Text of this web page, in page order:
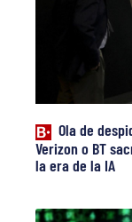
Ola de
Verizon o BT
la era de la IA